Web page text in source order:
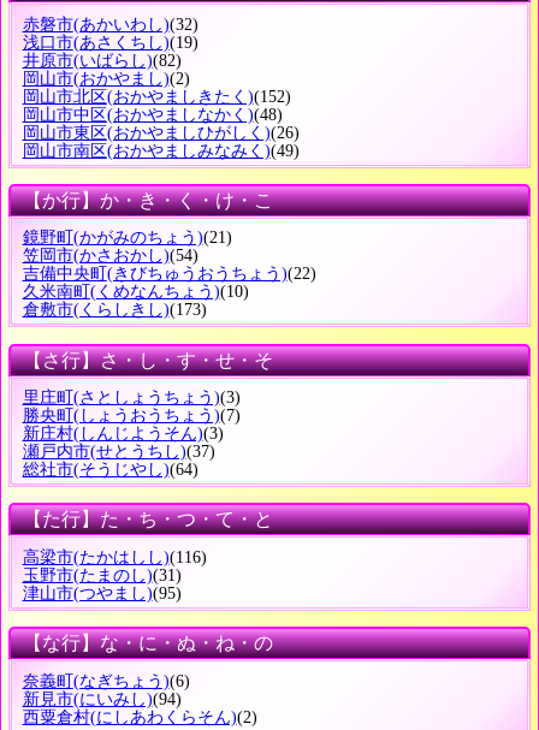
赤磐市(あかいわし)(32)
浅口市(あさくちし)(19)
井原市(いばらし)(82)
岡山市(おかやまし)(2)
岡山市北区(おかやましきたく)(152)
岡山市中区(おかやましなかく)(48)
岡山市東区(おかやましひがしく)(26)
岡山市南区(おかやましみなみく)(49)
【か行】か・き・く・け・こ
鏡野町 (かがみのちょう)(21)
笠岡市(かさおかし)(54)
吉備中央町 (きびちゅうおうちょう)(22)
久米南町 (くめなんちょう)(10)
倉敷市(くらしきし)(173)
【さ行】さ・し・す・せ・そ
里庄町 (さとしょうちょう)(3)
勝央町 (しょうおうちょう)(7)
新庄村(しんじようそん)(3)
瀬戸内市(せとうちし)(37)
総社市(そうじやし)(64)
【た行】た・ち・つ・て・と
高梁市(たかはしし)(116)
玉野市(たまのし)(31)
津山市(つやまし)(95)
【な行】な・に・ぬ・ね・の
奈義町(なぎちょう)(6)
新見市(にいみし)(94)
西粟倉村(にしあわくらそん)(2)